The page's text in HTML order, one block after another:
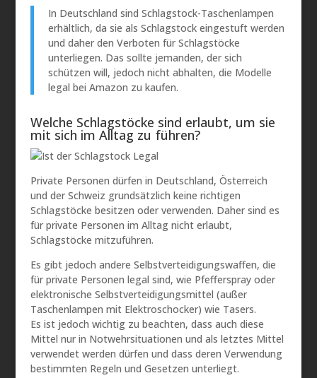
In Deutschland sind Schlagstock-Taschenlampen
erhältlich, da sie als Schlagstock eingestuft werden
und daher den Verboten für Schlagstöcke
unterliegen. Das sollte jemanden, der sich
schützen will, jedoch nicht abhalten, die Modelle
legal bei Amazon zu kaufen.
Welche Schlagstöcke sind erlaubt, um sie
mit sich im Alltag zu führen?
Private Personen dürfen in Deutschland, Österreich
und der Schweiz grundsätzlich keine richtigen
Schlagstöcke besitzen oder verwenden. Daher sind es
für private Personen im Alltag nicht erlaubt,
Schlagstöcke mitzuführen.
Es gibt jedoch andere Selbstverteidigungswaffen, die
für private Personen legal sind, wie Pfefferspray oder
elektronische Selbstverteidigungsmittel (außer
Taschenlampen mit Elektroschocker) wie Tasers.
Es ist jedoch wichtig zu beachten, dass auch diese
Mittel nur in Notwehrsituationen und als letztes Mittel
verwendet werden dürfen und dass deren Verwendung
bestimmten Regeln und Gesetzen unterliegt.